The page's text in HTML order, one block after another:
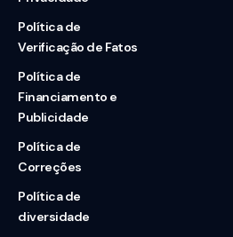
Política de
Verificação de Fatos
Política de
Financiamento e
Publicidade
Política de
Correções
Política de
diversidade